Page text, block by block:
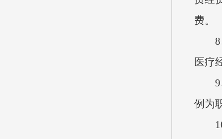
费。
8、
医疗
9、
例为
10